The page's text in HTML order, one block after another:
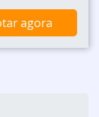
agora